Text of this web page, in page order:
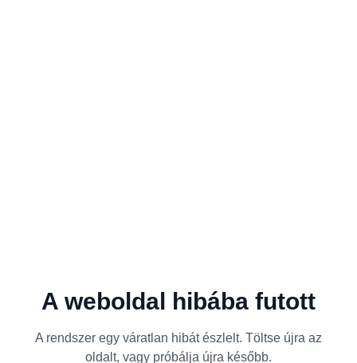
A weboldal hibába futott
A rendszer egy váratlan hibát észlelt. Töltse újra az
oldalt, vagy próbálja újra később.